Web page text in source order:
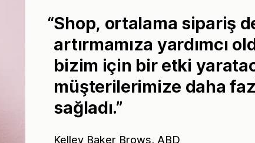
Shop, ortalama sipariş
artırmamıza yardımcı
bizim için bir etki
müşterilerimize daha
sağladı.
Kelley Baker Brows, ABD